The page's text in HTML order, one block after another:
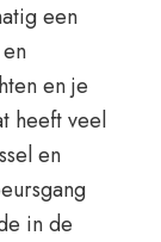
een
en je
heeft veel
en
in de